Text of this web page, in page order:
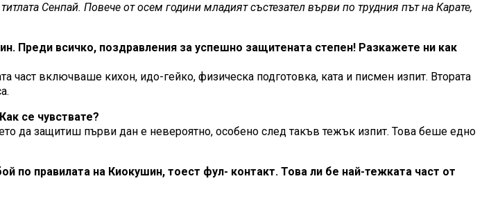
Сенпай. Повече от осем години младият състезател върви по трудния път на Карате,
Преди всичко, поздравления за успешно защитената степен! Разкажете ни как
част включваше кихон, идо-гейко, физическа подготовка, ката и писмен изпит. Втората
се чувствате?
да защитиш първи дан е невероятно, особено след такъв тежък изпит. Това беше едно
по правилата на Киокушин, тоест фул- контакт. Това ли бе най-тежката част от